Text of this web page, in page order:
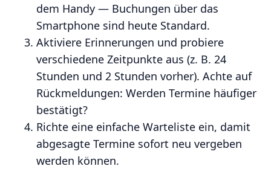
dem Handy — Buchungen über das
Smartphone sind heute Standard.
Aktiviere Erinnerungen und probiere
verschiedene Zeitpunkte aus (z. B. 24
Stunden und 2 Stunden vorher). Achte auf
Rückmeldungen: Werden Termine häufiger
bestätigt?
Richte eine einfache Warteliste ein, damit
abgesagte Termine sofort neu vergeben
werden können.